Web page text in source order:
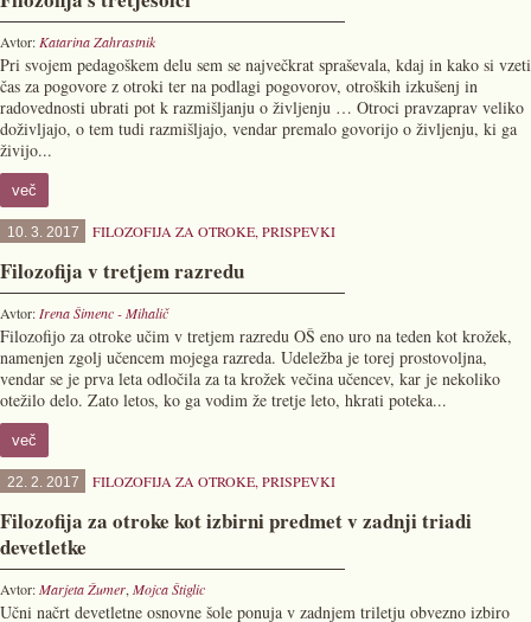
Avtor: Katarina Zahrastnik
Pri svojem pedagoškem delu sem se največkrat spraševala, kdaj in kako si vzeti
čas za pogovore z otroki ter na podlagi pogovorov, otroških izkušenj in
radovednosti ubrati pot k razmišljanju o življenju … Otroci pravzaprav veliko
doživljajo, o tem tudi razmišljajo, vendar premalo govorijo o življenju, ki ga
živijo...
več
10. 3. 2017 FILOZOFIJA ZA OTROKE, PRISPEVKI
Filozofija v tretjem razredu
Avtor: Irena Šimenc - Mihalič
Filozofijo za otroke učim v tretjem razredu OŠ eno uro na teden kot krožek,
namenjen zgolj učencem mojega razreda. Udeležba je torej prostovoljna,
vendar se je prva leta odločila za ta krožek večina učencev, kar je nekoliko
otežilo delo. Zato letos, ko ga vodim že tretje leto, hkrati poteka...
več
22. 2. 2017 FILOZOFIJA ZA OTROKE, PRISPEVKI
Filozofija za otroke kot izbirni predmet v zadnji triadi
devetletke
Avtor:Marjeta Žumer, Mojca Štiglic
Učni načrt devetletne osnovne šole ponuja v zadnjem triletju obvezno izbiro